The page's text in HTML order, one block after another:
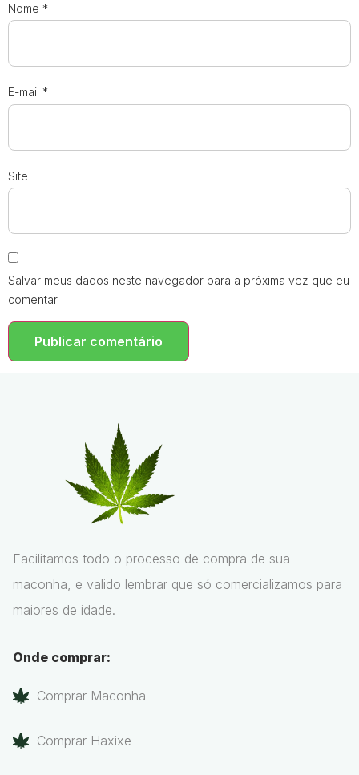
Nome *
E-mail *
Site
Salvar meus dados neste navegador para a próxima vez que eu
comentar.
Facilitamos todo o processo de compra de sua
maconha, e valido lembrar que só comercializamos para
maiores de idade.
Onde comprar:
Comprar Maconha
Comprar Haxixe